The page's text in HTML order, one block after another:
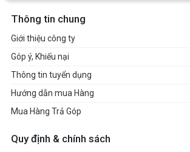
Thông tin chung
Giới thiệu công ty
Góp ý, Khiếu nại
Thông tin tuyển dụng
Hướng dẫn mua Hàng
Mua Hàng Trả Góp
Quy định & chính sách